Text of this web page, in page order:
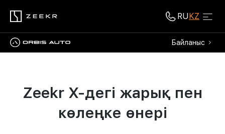
RUKZ
Байланыс
Zeekr X-дегі жарық пен
көлеңке өнері